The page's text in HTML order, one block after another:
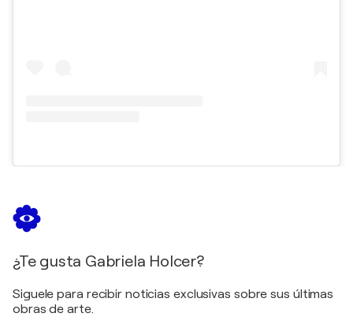
¿Te gusta Gabriela Holcer?
Siguele para recibir noticias exclusivas sobre sus últimas
obras de arte.